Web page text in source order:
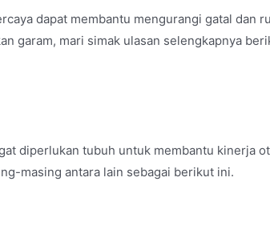
dapat membantu mengurangi gatal dan
garam, mari simak ulasan selengkapnya
diperlukan tubuh untuk membantu kinerja
masing antara lain sebagai berikut ini.